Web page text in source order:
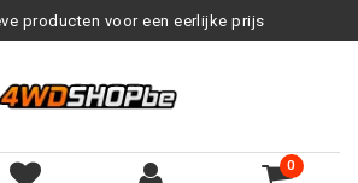
producten voor een eerlijke prijs
0